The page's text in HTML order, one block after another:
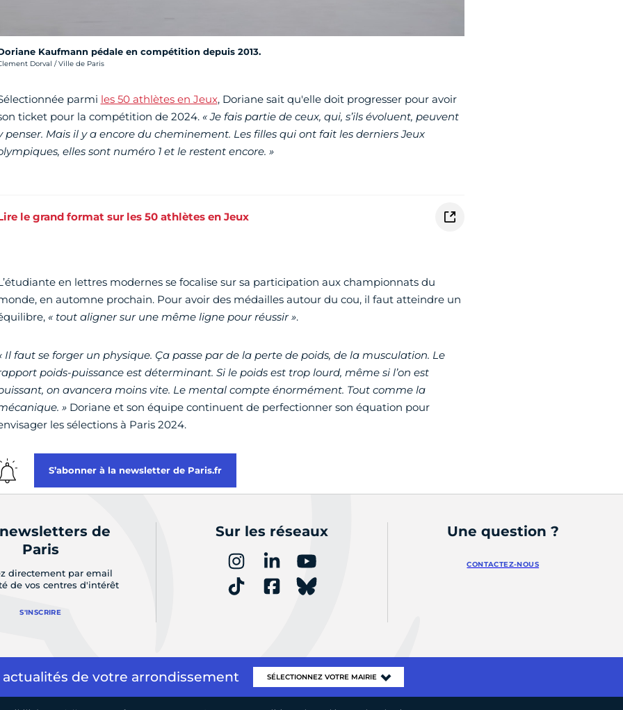
Kaufmann pédale en compétition depuis 2013.
photo :
Dorval / Ville de Paris
parmi les 50 athlètes en Jeux, Doriane sait qu'elle doit progresser pour avoir
ticket pour la compétition de 2024. « Je fais partie de ceux, qui, s’ils évoluent, peuvent
penser. Mais il y a encore du cheminement. Les filles qui ont fait les derniers Jeux
elles sont numéro 1 et le restent encore. »
le grand format sur les 50 athlètes en Jeux
en lettres modernes se focalise sur sa participation aux championnats du
en automne prochain. Pour avoir des médailles autour du cou, il faut atteindre un
« tout aligner sur une même ligne pour réussir ».
Il faut se forger un physique. Ça passe par de la perte de poids, de la musculation. Le
poids-puissance est déterminant. Si le poids est trop lourd, même si l’on est
on avancera moins vite. Le mental compte énormément. Tout comme la
»Doriane et son équipe continuent de perfectionner son équation pour
les sélections à Paris 2024.
S’abonner à la newsletter de Paris.fr
de
Paris
directement par email
de vos centres d'intérêt
S'INSCRIRE
Sur les réseaux Une question ?
CONTACTEZ-NOUS
actualités de votre arrondissement